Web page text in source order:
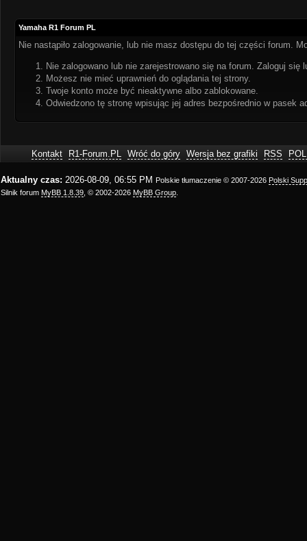
Yamaha R1 Forum PL
Nie nastąpiło zalogowanie, lub nie masz dostępu do tej części forum.
Nie zalogowano lub nie zarejestrowano się na forum. Zaloguj się
Możesz nie mieć uprawnień do oglądania tej strony.
Twoje konto może być nieaktywne albo zablokowane.
Odwiedzono tę stronę wpisując jej adres bezpośrednio w pasek
Kontakt R1-Forum.PL Wróć do góry Wersja bez grafiki RSS
Aktualny czas: 2026-08-09, 06:55 PM Polskie tłumaczenie © 2007-2026 Polski
Silnik forum MyBB 1.8.39 , © 2002-2026 MyBB Group